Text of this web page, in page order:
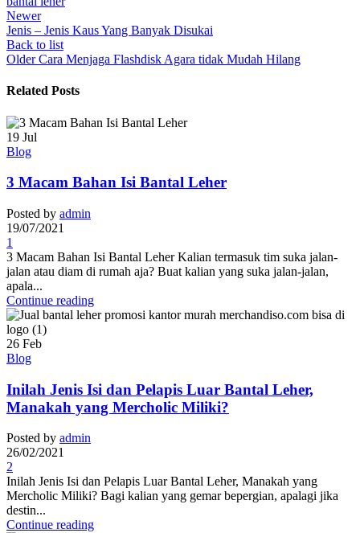
Newer
Jenis – Jenis Kaus Yang Banyak Disukai
Back to list
Older Cara Menjaga Flashdisk Agara tidak Mudah Hilang
Related Posts
19 Jul
Blog
3 Macam Bahan Isi Bantal Leher
Posted by admin
19/07/2021
1
3 Macam Bahan Isi Bantal Leher Kalian termasuk tim suka jalan-
jalan atau diam di rumah aja? Buat kalian yang suka jalan-jalan,
apala...
Continue reading
26 Feb
Blog
Inilah Jenis Isi dan Pelapis Luar Bantal Leher,
Manakah yang Mercholic Miliki?
Posted by admin
26/02/2021
2
Inilah Jenis Isi dan Pelapis Luar Bantal Leher, Manakah yang
Mercholic Miliki? Bagi kalian yang gemar bepergian, apalagi jika
destin...
Continue reading